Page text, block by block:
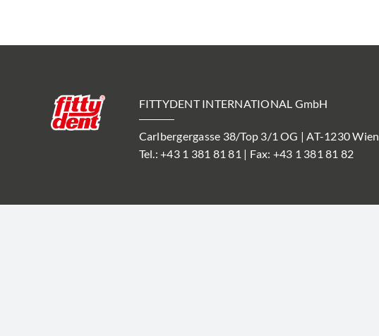
FITTYDENT INTERNATIONAL GmbH
Carlbergergasse 38/Top 3/1 OG | AT-1230 Wien
Tel.:+43 1 381 81 81 | Fax: +43 1 381 81 82